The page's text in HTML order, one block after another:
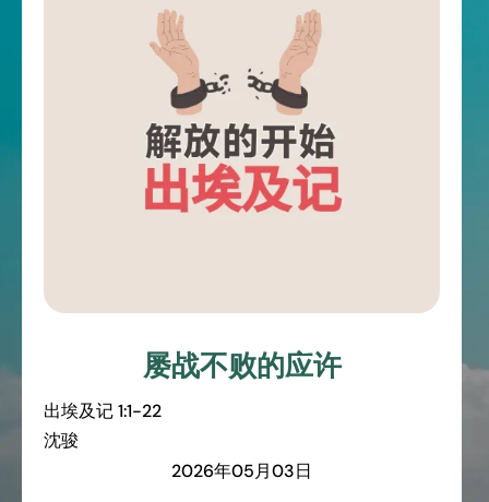
屡战不败的应许
出埃及记1:1-22
沈骏
2026年05月03日